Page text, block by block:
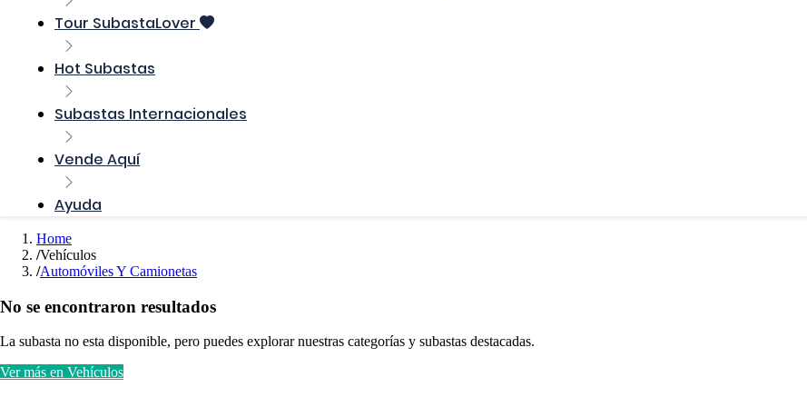
Tour SubastaLover
Hot Subastas
Subastas Internacionales
Vende Aquí
Ayuda
Home
Vehículos
Automóviles Y Camionetas
No se encontraron resultados
La subasta no esta disponible, pero puedes explorar nuestras categorías y subastas destacadas.
Ver más en Vehículos